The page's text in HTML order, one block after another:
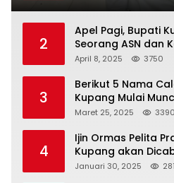
2
Apel Pagi, Bupati
Seorang ASN dan
April 8, 2025 3750
3
Berikut 5 Nama
Kupang Mulai
Maret 25, 2025 3390
4
Ijin Ormas Pelita
Kupang akan
Januari 30, 2025